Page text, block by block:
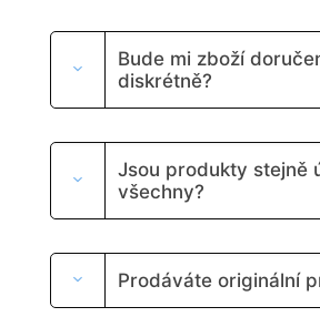
Bude mi zboží
diskrétně?
Jsou produkty stejně
všechny?
Prodáváte originální